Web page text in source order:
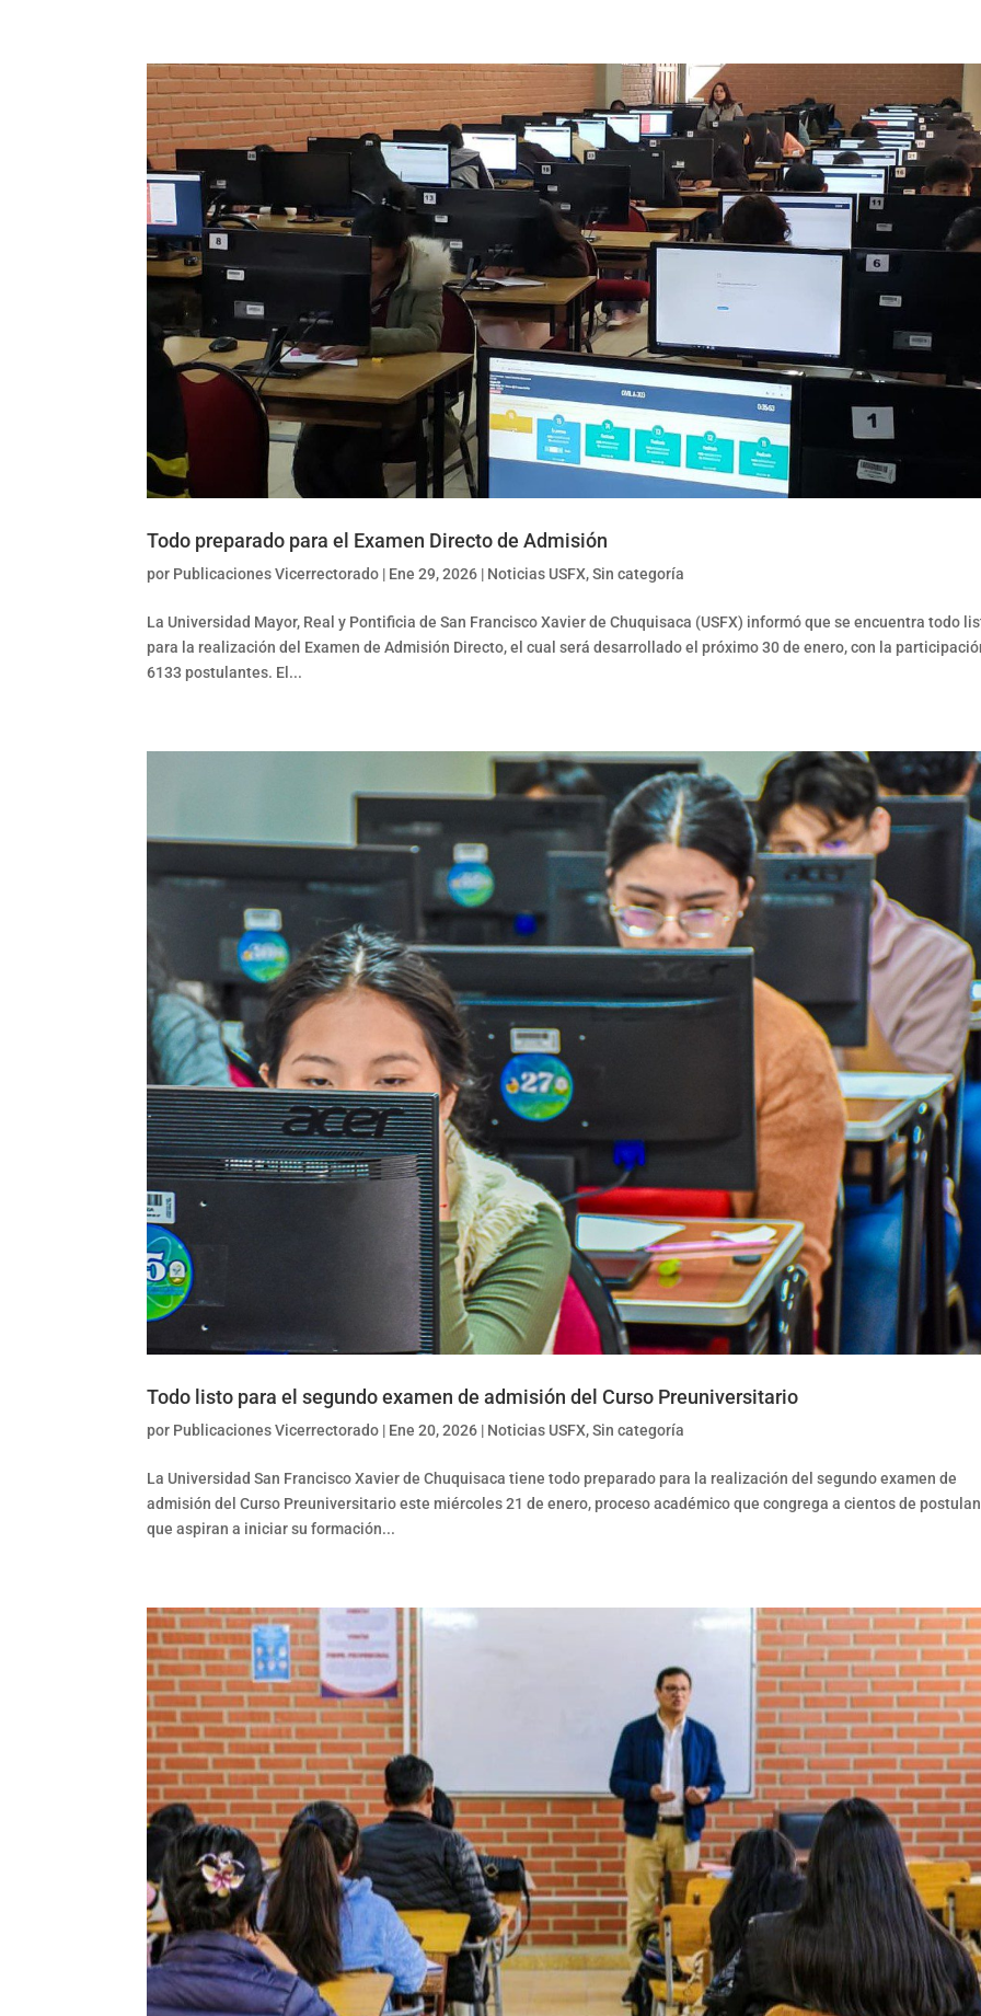
Todo preparado para el Examen Directo de Admisión
por Publicaciones Vicerrectorado | Ene 29, 2026 | Noticias USFX,Sin categoría
La Universidad Mayor, Real y Pontificia de San Francisco Xavier de Chuquisaca (USFX) informó que se encuentra todo
para la realización del Examen de Admisión Directo, el cual será desarrollado el próximo 30 de enero, con la
6133 postulantes. El...
Todo listo para el segundo examen de admisión del Curso Preuniversitario
por Publicaciones Vicerrectorado | Ene 20, 2026 | Noticias USFX,Sin categoría
La Universidad San Francisco Xavier de Chuquisaca tiene todo preparado para la realización del segundo examen de
admisión del Curso Preuniversitario este miércoles 21 de enero, proceso académico que congrega a cientos de
que aspiran a iniciar su formación...